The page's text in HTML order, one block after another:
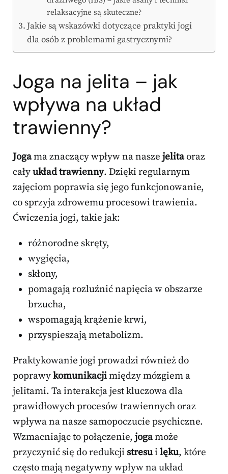
relaksacyjne są skuteczne?
Jakie są wskazówki dotyczące praktyki jogi
dla osób z problemami gastrycznymi?
Joga na jelita – jak
wpływa na układ
trawienny?
Jogama znaczący wpływ na nasze jelitaoraz
całyukład trawienny. Dzięki regularnym
zajęciom poprawia się jego funkcjonowanie,
co sprzyja zdrowemu procesowi trawienia.
Ćwiczenia jogi, takie jak:
różnorodne skręty,
wygięcia,
skłony,
pomagają rozluźnić napięcia w obszarze
brzucha,
wspomagają krążenie krwi,
przyspieszają metabolizm.
Praktykowanie jogi prowadzi również do
poprawykomunikacjimiędzy mózgiem a
jelitami. Ta interakcja jest kluczowa dla
prawidłowych procesów trawiennych oraz
wpływa na nasze samopoczucie psychiczne.
Wzmacniając to połączenie, jogamoże
przyczynić się do redukcji stresui lęku, które
często mają negatywny wpływ na układ